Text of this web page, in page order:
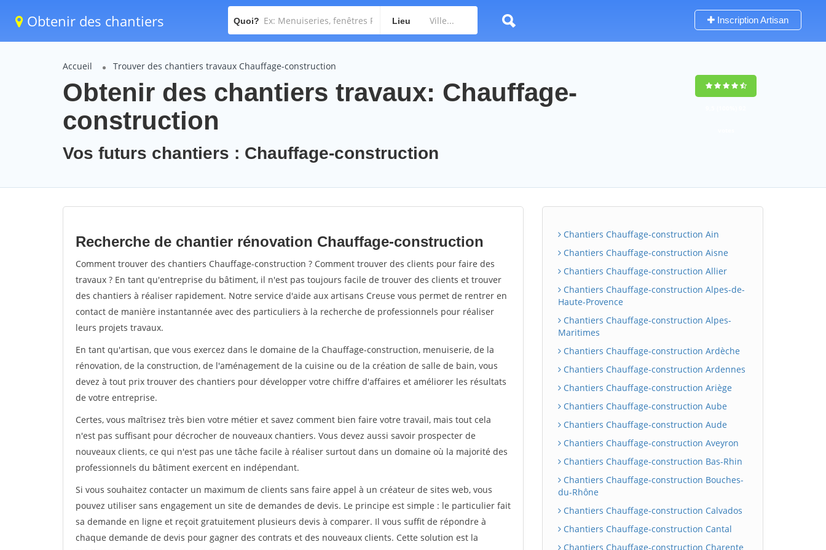
Obtenir des chantiers Quoi? Lieu Inscription Artisan
Accueil Trouver des chantiers travaux Chauffage-construction
Obtenir des chantiers travaux: Chauffage-
construction
Vos futurs chantiers : Chauffage-construction
Recherche de chantier rénovation Chauffage-construction
Comment trouver des chantiers Chauffage-construction ? Comment trouver des clients pour faire des
travaux ? En tant qu'entreprise du bâtiment, il n'est pas toujours facile de trouver des clients et trouver
des chantiers à réaliser rapidement. Notre service d'aide aux artisans Creuse vous permet de rentrer en
contact de manière instantannée avec des particuliers à la recherche de professionnels pour réaliser
leurs projets travaux.
En tant qu'artisan, que vous exercez dans le domaine de la Chauffage-construction, menuiserie, de la
rénovation, de la construction, de l'aménagement de la cuisine ou de la création de salle de bain, vous
devez à tout prix trouver des chantiers pour développer votre chiffre d'affaires et améliorer les résultats
de votre entreprise.
Certes, vous maîtrisez très bien votre métier et savez comment bien faire votre travail, mais tout cela
n'est pas suffisant pour décrocher de nouveaux chantiers. Vous devez aussi savoir prospecter de
nouveaux clients, ce qui n'est pas une tâche facile à réaliser surtout dans un domaine où la majorité des
professionnels du bâtiment exercent en indépendant.
Si vous souhaitez contacter un maximum de clients sans faire appel à un créateur de sites web, vous
pouvez utiliser sans engagement un site de demandes de devis. Le principe est simple : le particulier fait
sa demande en ligne et reçoit gratuitement plusieurs devis à comparer. Il vous suffit de répondre à
chaque demande de devis pour gagner des contrats et des nouveaux clients. Cette solution est la
Chantiers Chauffage-construction Ain
Chantiers Chauffage-construction Aisne
Chantiers Chauffage-construction Allier
Chantiers Chauffage-construction Alpes-de-
Haute-Provence
Chantiers Chauffage-construction Alpes-
Maritimes
Chantiers Chauffage-construction Ardèche
Chantiers Chauffage-construction Ardennes
Chantiers Chauffage-construction Ariège
Chantiers Chauffage-construction Aube
Chantiers Chauffage-construction Aude
Chantiers Chauffage-construction Aveyron
Chantiers Chauffage-construction Bas-Rhin
Chantiers Chauffage-construction Bouches-
du-Rhône
Chantiers Chauffage-construction Calvados
Chantiers Chauffage-construction Cantal
Chantiers Chauffage-construction Charente